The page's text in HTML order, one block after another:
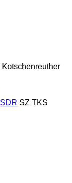
Kotschenreuther
SDR SZ TKS